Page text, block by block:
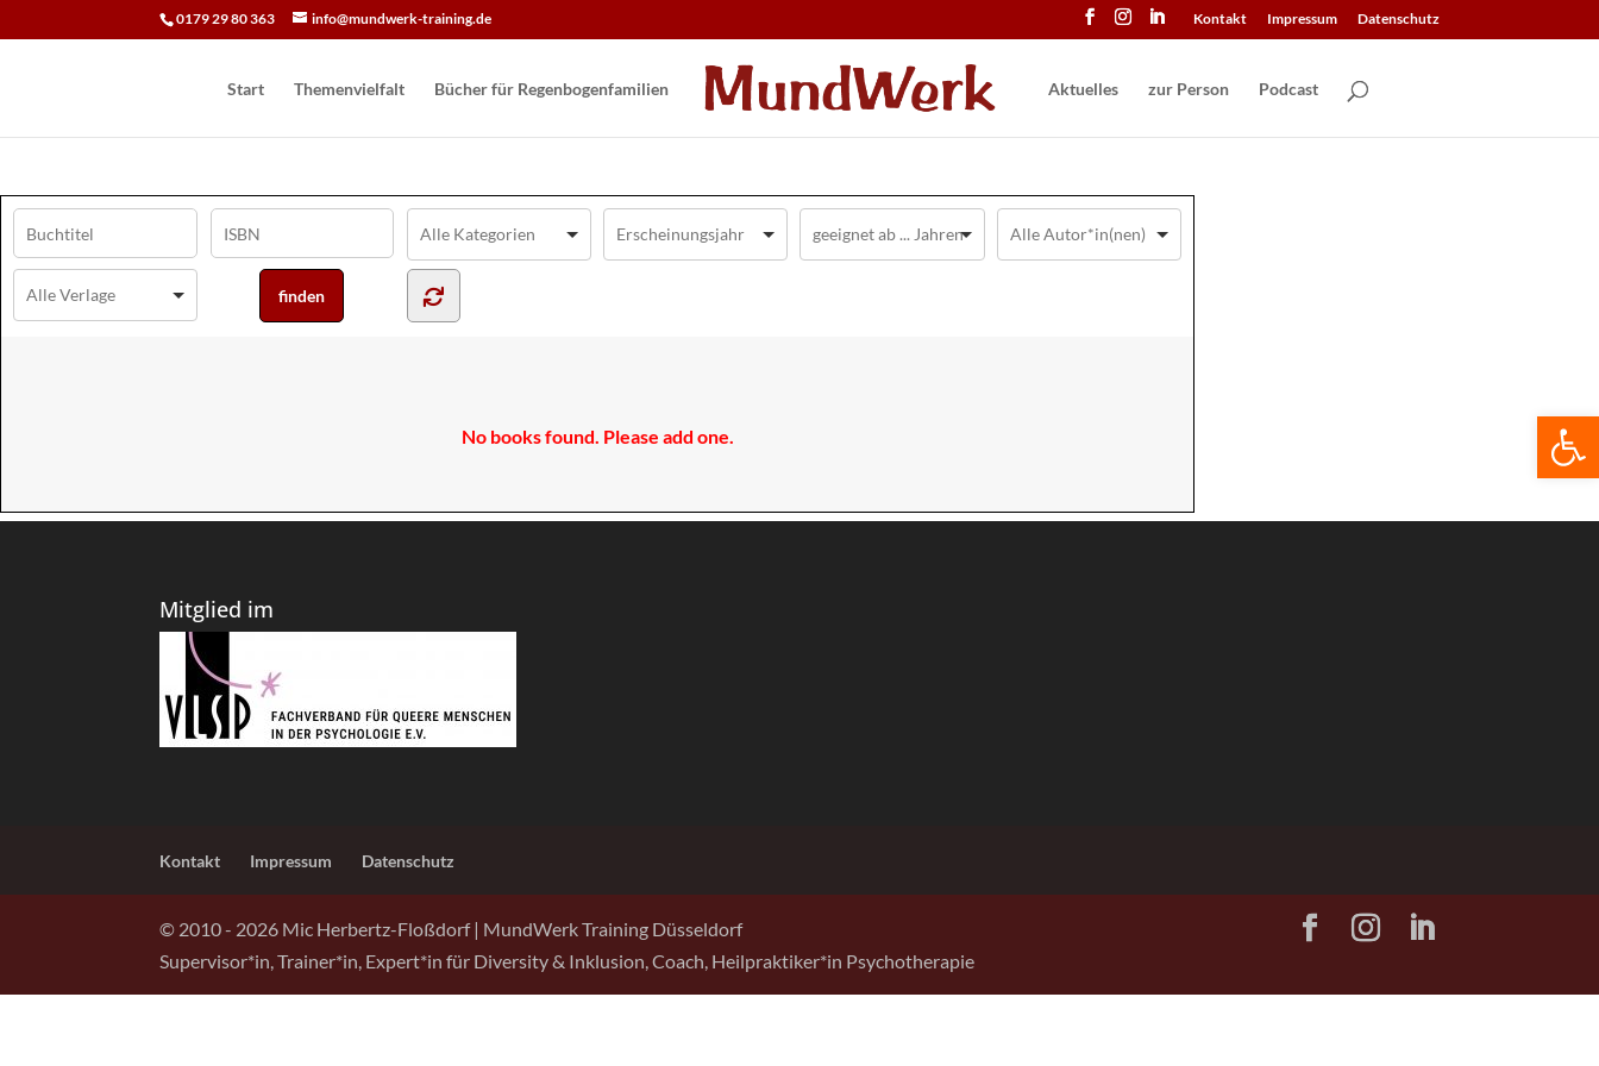
0179 29 80 363 info@mundwerk-training.de Kontakt Impressum Datenschutz
Start Themenvielfalt Bücher für Regen­bogen­familien Aktuelles zur Person Podcast
No books found. Please add one.
Mitglied im
Kontakt Impressum Datenschutz
© 2010 - 2026 Mic Herbertz-Floßdorf | MundWerk Training Düsseldorf
Supervisor*in, Trainer*in, Expert*in für Diversity & Inklusion, Coach, Heilpraktiker*in Psychotherapie